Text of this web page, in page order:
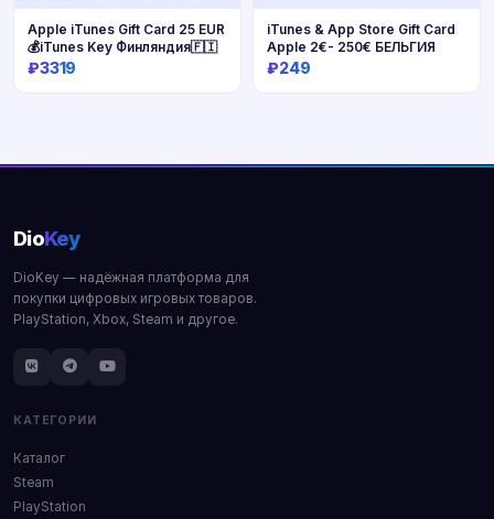
Apple iTunes Gift Card 25 EUR
💰iTunes Key Финляндия🇫🇮
₽3319
iTunes & App Store Gift Card
Apple 2€- 250€ БЕЛЬГИЯ
₽249
DioKey
DioKey — надёжная платформа для
покупки цифровых игровых товаров.
PlayStation, Xbox, Steam и другое.
КАТЕГОРИИ
Каталог
Steam
PlayStation